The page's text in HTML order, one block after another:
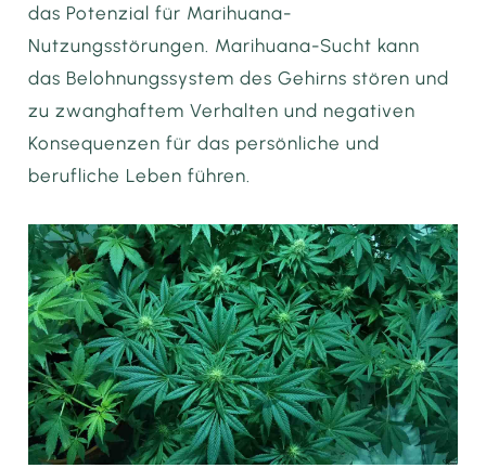
das Potenzial für Marihuana-
Nutzungsstörungen. Marihuana-Sucht kann
das Belohnungssystem des Gehirns stören und
zu zwanghaftem Verhalten und negativen
Konsequenzen für das persönliche und
berufliche Leben führen.